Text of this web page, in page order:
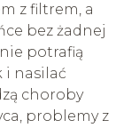
z filtrem, a
bez żadnej
potrafią
i nasilać
choroby
problemy z